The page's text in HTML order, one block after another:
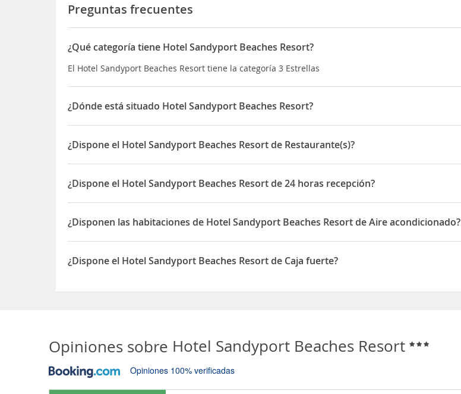
Preguntas frecuentes
¿Qué categoría tiene Hotel Sandyport Beaches Resort?
El Hotel Sandyport Beaches Resort tiene la categoría 3 Estrellas
¿Dónde está situado Hotel Sandyport Beaches Resort?
El Hotel Sandyport Beaches Resort está situado en Sandport Marina Village West Bay Street
¿Dispone el Hotel Sandyport Beaches Resort de Restaurante(s)?
Sí, el Hotel Sandyport Beaches Resort dispone de Restaurante(s)
¿Dispone el Hotel Sandyport Beaches Resort de 24 horas recepción?
Sí, el Hotel Sandyport Beaches Resort dispone de 24 horas recepción
¿Disponen las habitaciones de Hotel Sandyport Beaches Resort de Aire acondicionado?
Sí, las habitaciones del Hotel Sandyport Beaches Resort disponen de Aire acondicionado
¿Dispone el Hotel Sandyport Beaches Resort de Caja fuerte?
Opiniones sobre Hotel Sandyport Beaches Resort
Opiniones 100% verificadas